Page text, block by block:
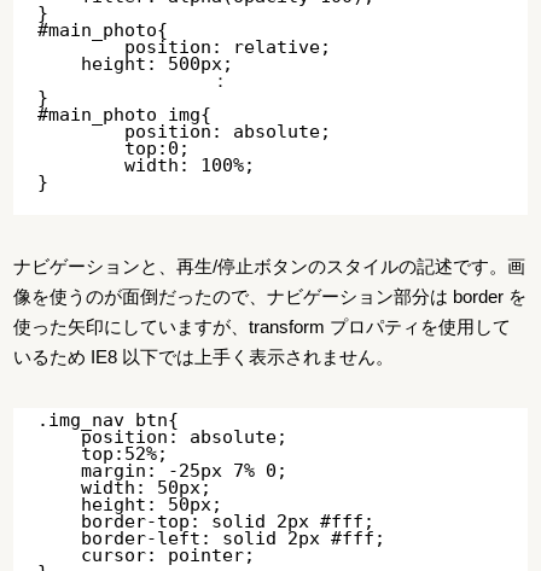
}
#main_photo{
	position: relative;
    height: 500px;
		：
}
#main_photo img{
	position: absolute;
	width: 100%;
ナビゲーションと、再生/停止ボタンのスタイルの記述です。画
像を使うのが面倒だったので、ナビゲーション部分は border を
使った矢印にしていますが、transform プロパティを使用して
いるため IE8 以下では上手く表示されません。
.img_nav btn{
    position: absolute;
    top:52%;
    margin: -25px 7% 0;
    width: 50px;
    height: 50px;
    border-top: solid 2px #fff;
    border-left: solid 2px #fff;
    cursor: pointer;